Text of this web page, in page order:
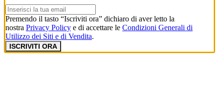
Premendo il tasto “Iscriviti ora” dichiaro di aver letto la
nostra Privacy Policy e di accettare le Condizioni Generali di
Utilizzo dei Siti e di Vendita.
ISCRIVITI ORA